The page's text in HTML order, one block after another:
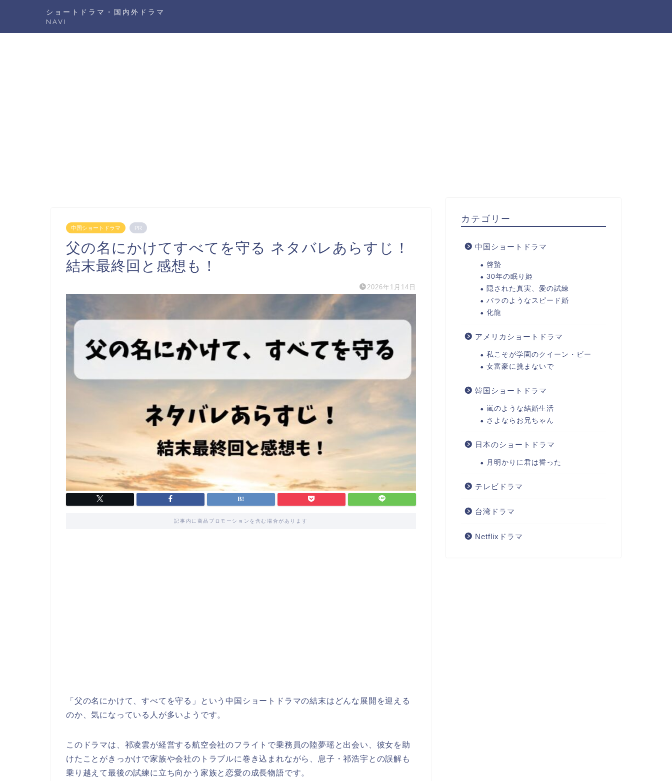
ショートドラマ・国内外ドラマ
NAVI
中国ショートドラマ PR
父の名にかけてすべてを守る ネタバレあらすじ！
結末最終回と感想も！
2026年1月14日
記事内に商品プロモーションを含む場合があります
「父の名にかけて、すべてを守る」という中国ショートドラマの結末はどんな展開を迎える
のか、気になっている人が多いようです。
このドラマは、祁凌雲が経営する航空会社のフライトで乗務員の陸夢瑶と出会い、彼女を助
けたことがきっかけで家族や会社のトラブルに巻き込まれながら、息子・祁浩宇との誤解も
乗り越えて最後の試練に立ち向かう家族と恋愛の成長物語です。
カテゴリー
中国ショートドラマ
啓蟄
30年の眠り姫
隠された真実、愛の試練
バラのようなスピード婚
化龍
アメリカショートドラマ
私こそが学園のクイーン・ビー
女富豪に挑まないで
韓国ショートドラマ
嵐のような結婚生活
さよならお兄ちゃん
日本のショートドラマ
月明かりに君は誓った
テレビドラマ
台湾ドラマ
Netflixドラマ